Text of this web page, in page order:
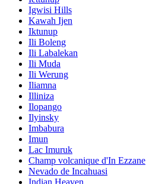
Igwisi Hills
Kawah Ijen
Iktunup
Ili Boleng
Ili Labalekan
Ili Muda
Ili Werung
Iliamna
Illiniza
Ilopango
Ilyinsky
Imbabura
Imun
Lac Imuruk
Champ volcanique d'In Ezzane
Nevado de Incahuasi
Indian Heaven